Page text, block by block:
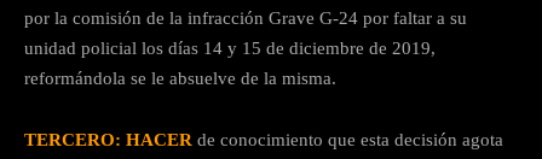
por la comisión de la infracción Grave G-24 por faltar a su
unidad policial los días 14 y 15 de diciembre de 2019,
reformándola se le absuelve de la misma.
TERCERO: HACER de conocimiento que esta decisión agota